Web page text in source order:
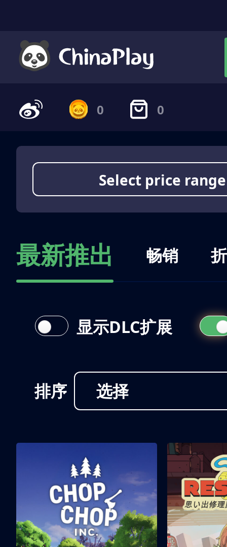
0 0
Select price range
最新推出 畅销
排序 选择
显示DLC扩展